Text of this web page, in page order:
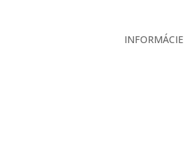
INFORMÁCIE